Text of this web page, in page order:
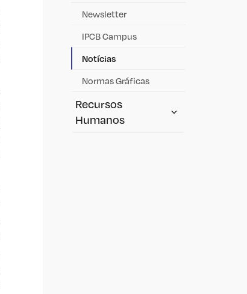
Newsletter
IPCB Campus
Notícias
Normas Gráficas
Recursos
Humanos